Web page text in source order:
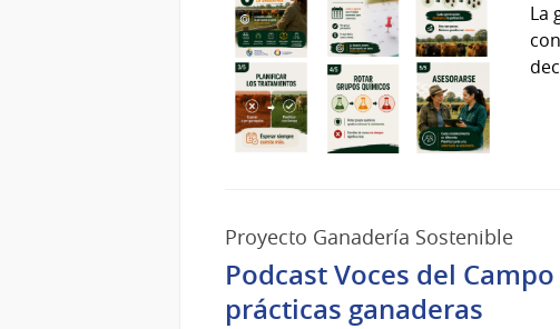
La
Proyecto Ganadería Sostenible
Podcast Voces del
prácticas ganaderas